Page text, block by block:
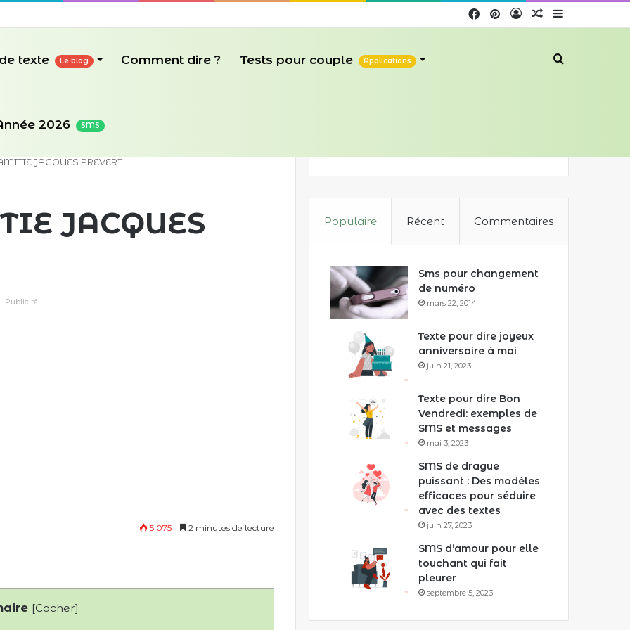
latérale)
Article
Connexion
Pinterest
Facebook
texte Le blog Comment dire ? Tests pour couple Applications
2026 SMS
JACQUES PREVERT
JACQUES
Publicité
5 075 2 minutes de lecture
[Cacher]
Populaire Récent Commentaires
Sms pour changement
de numéro
mars 22, 2014
Texte pour dire joyeux
anniversaire à moi
juin 21, 2023
Texte pour dire Bon
Vendredi: exemples de
SMS et messages
mai 3, 2023
SMS de drague
puissant : Des modèles
efficaces pour séduire
avec des textes
juin 27, 2023
SMS d’amour pour elle
touchant qui fait
pleurer
septembre 5, 2023